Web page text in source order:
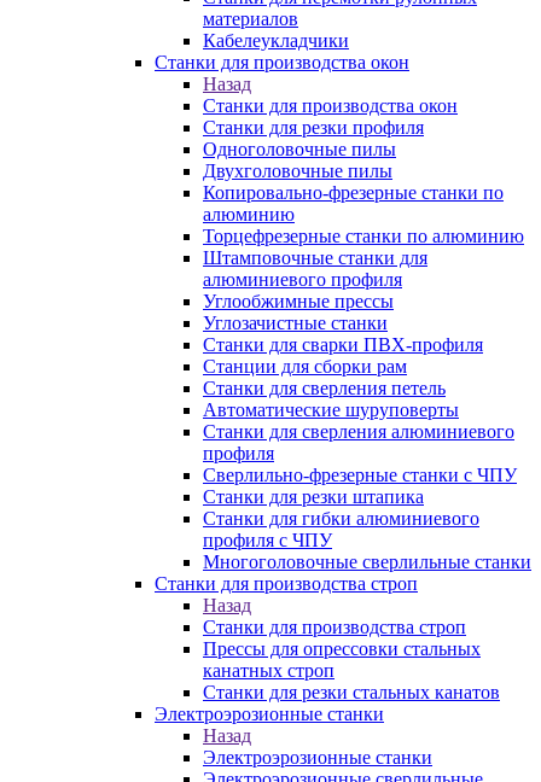
материалов
Кабелеукладчики
Станки для производства окон
Назад
Станки для производства окон
Станки для резки профиля
Одноголовочные пилы
Двухголовочные пилы
Копировально-фрезерные станки по
алюминию
Торцефрезерные станки по алюминию
Штамповочные станки для
алюминиевого профиля
Углообжимные прессы
Углозачистные станки
Станки для сварки ПВХ-профиля
Станции для сборки рам
Станки для сверления петель
Автоматические шуруповерты
Станки для сверления алюминиевого
профиля
Сверлильно-фрезерные станки с ЧПУ
Станки для резки штапика
Станки для гибки алюминиевого
профиля с ЧПУ
Многоголовочные сверлильные станки
Станки для производства строп
Назад
Станки для производства строп
Прессы для опрессовки стальных
канатных строп
Станки для резки стальных канатов
Электроэрозионные станки
Назад
Электроэрозионные станки